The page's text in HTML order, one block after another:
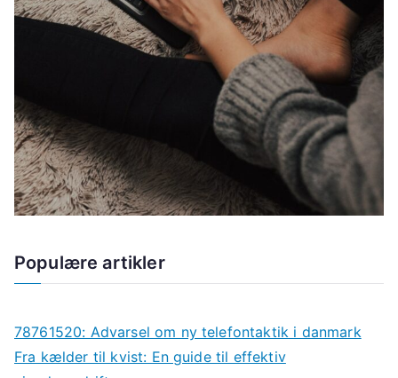
Populære artikler
78761520: Advarsel om ny telefontaktik i danmark
Fra kælder til kvist: En guide til effektiv